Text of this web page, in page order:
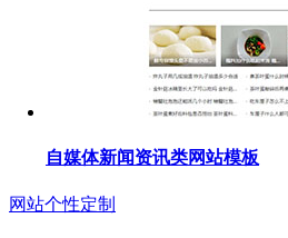
自媒体新闻资讯类网站模板
网站个性定制